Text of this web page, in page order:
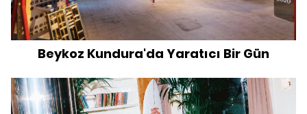
Beykoz Kundura'da Yaratıcı Bir Gün